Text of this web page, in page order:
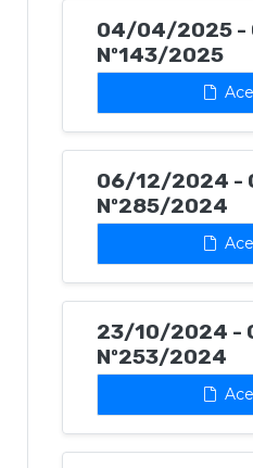
04/04/2025 -
Nº143/2025
06/12/2024 -
Nº285/2024
23/10/2024 -
Nº253/2024